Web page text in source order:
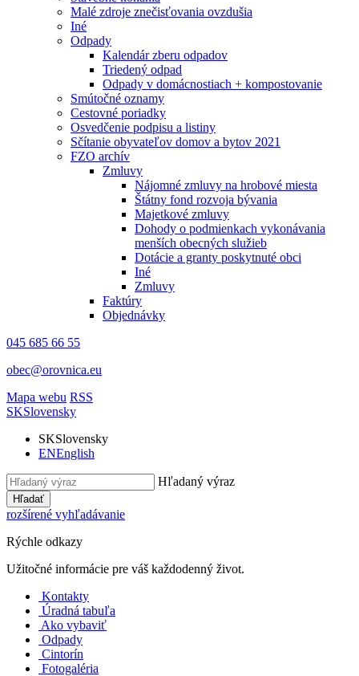
Malé zdroje znečisťovania ovzdušia
Iné
Odpady
Kalendár zberu odpadov
Triedený odpad
Odpady v domácnostiach + kompostovanie
Smútočné oznamy
Cestovné poriadky
Osvedčenie podpisu a listiny
Sčítanie obyvateľov domov a bytov 2021
FZO archív
Zmluvy
Nájomné zmluvy na hrobové miesta
Štátny fond rozvoja bývania
Majetkové zmluvy
Dohody o podmienkach vykonávania
menších obecných služieb
Dotácie a granty poskytnuté obci
Iné
Zmluvy
Faktúry
Objednávky
045 685 66 55
obec@orovnica.eu
Mapa webu RSS
SKSlovensky
SKSlovensky
ENEnglish
Hľadaný výraz
Hľadať
rozšírené vyhľadávanie
Rýchle odkazy
Užitočné informácie pre váš každodenný život.
Kontakty
Úradná tabuľa
Ako vybaviť
Odpady
Cintorín
Fotogaléria